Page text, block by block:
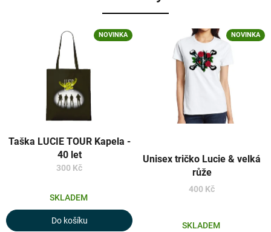
NOVINKA
Taška LUCIE TOUR Kapela -
40 let
300 Kč
SKLADEM
Do košíku
NOVINKA
Unisex tričko Lucie & velká
růže
400 Kč
SKLADEM